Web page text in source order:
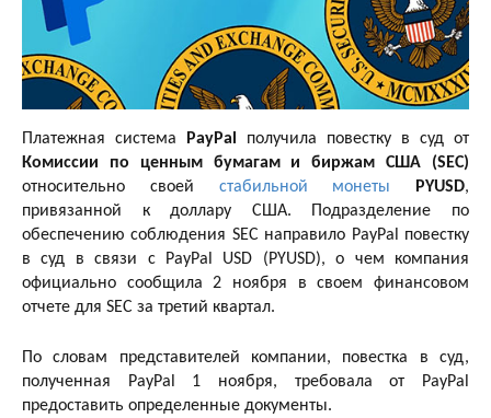
Платежная система PayPal
получила повестку в суд от
Комиссии по ценным бумагам и биржам США (SEC)
относительно своей стабильной монеты PYUSD,
привязанной к доллару США. Подразделение по
обеспечению соблюдения SEC направило PayPal повестку
в суд в связи с PayPal USD (PYUSD), о чем компания
официально сообщила 2 ноября в своем финансовом
отчете для SEC за третий квартал.
По словам представителей компании, повестка в суд,
полученная PayPal 1 ноября, требовала от PayPal
предоставить определенные документы.